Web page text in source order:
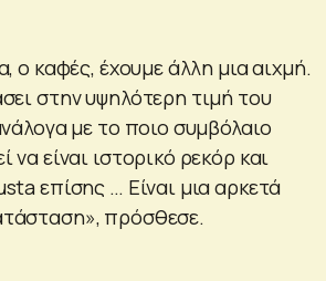
ο καφές, έχουμε άλλη μια αιχμή.
στην υψηλότερη τιμή του
με το ποιο συμβόλαιο
να είναι ιστορικό ρεκόρ και
επίσης … Είναι μια αρκετά
πρόσθεσε.